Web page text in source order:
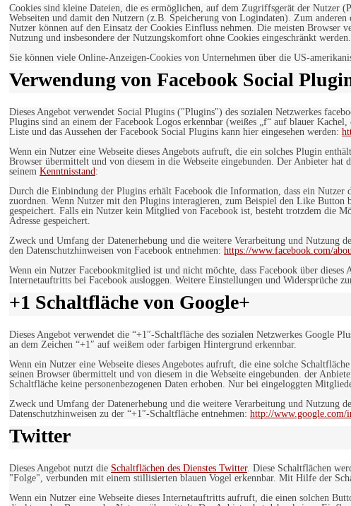
Cookies sind kleine Dateien, die es ermöglichen, auf dem Zugriffsgerät der Nutzer
Webseiten und damit den Nutzern (z.B. Speicherung von Logindaten). Zum anderen
Nutzer können auf den Einsatz der Cookies Einfluss nehmen. Die meisten
Nutzung und insbesondere der Nutzungskomfort ohne Cookies eingeschränkt werden.
Sie können viele Online-Anzeigen-Cookies von Unternehmen über die US-
Verwendung von Facebook Social
Dieses Angebot verwendet Social Plugins ("Plugins") des sozialen Netzwerkes
Plugins sind an einem der Facebook Logos erkennbar (weißes „f“ auf blauer
Liste und das Aussehen der Facebook Social Plugins kann hier eingesehen werden:
Wenn ein Nutzer eine Webseite dieses Angebots aufruft, die ein solches Plugin
Browser übermittelt und von diesem in die Webseite eingebunden. Der Anbieter
seinem Kenntnisstand:
Durch die Einbindung der Plugins erhält Facebook die Information, dass ein Nutzer
zuordnen. Wenn Nutzer mit den Plugins interagieren, zum Beispiel den Like
gespeichert. Falls ein Nutzer kein Mitglied von Facebook ist, besteht trotzdem die
Adresse gespeichert.
Zweck und Umfang der Datenerhebung und die weitere Verarbeitung und Nutzung
den Datenschutzhinweisen von Facebook entnehmen: https://www.facebook.com/
Wenn ein Nutzer Facebookmitglied ist und nicht möchte, dass Facebook über
Internetauftritts bei Facebook ausloggen. Weitere Einstellungen und Widersprüche
+1 Schaltfläche von Google+
Dieses Angebot verwendet die “+1″-Schaltfläche des sozialen Netzwerkes Google
an dem Zeichen “+1″ auf weißem oder farbigen Hintergrund erkennbar.
Wenn ein Nutzer eine Webseite dieses Angebotes aufruft, die eine solche
seinen Browser übermittelt und von diesem in die Webseite eingebunden. der
Schaltfläche keine personenbezogenen Daten erhoben. Nur bei eingeloggten
Zweck und Umfang der Datenerhebung und die weitere Verarbeitung und Nutzung
Datenschutzhinweisen zu der “+1″-Schaltfläche entnehmen: http://
Twitter
Dieses Angebot nutzt die Schaltflächen des Dienstes Twitter. Diese Schaltflächen
"Folge", verbunden mit einem stillisierten blauen Vogel erkennbar. Mit Hilfe der
Wenn ein Nutzer eine Webseite dieses Internetauftritts aufruft, die einen solchen